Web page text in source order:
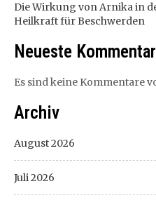
Die Wirkung von Arnika in
Heilkraft für Beschwerden
Neueste
Es sind keine Kommentare
Archiv
August 2026
Juli 2026